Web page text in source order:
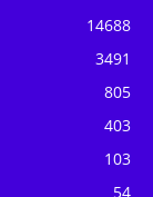
14688
3491
805
403
103
54